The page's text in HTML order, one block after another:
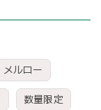
メルロー
数量限定